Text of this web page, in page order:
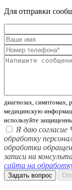
Для отправки
диагнозах, симптомах,
медицинскую
используйте
Я даю
обработку
обработки
записи на
сайта на
Задать вопрос